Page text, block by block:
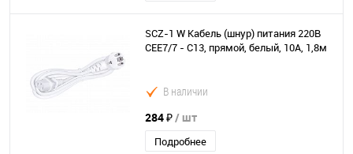
SCZ-1 W Кабель (шнур) питания 220В
CEE7/7 - C13, прямой, белый, 10А, 1,8м
В наличии
284 ₽/ шт
Подробнее